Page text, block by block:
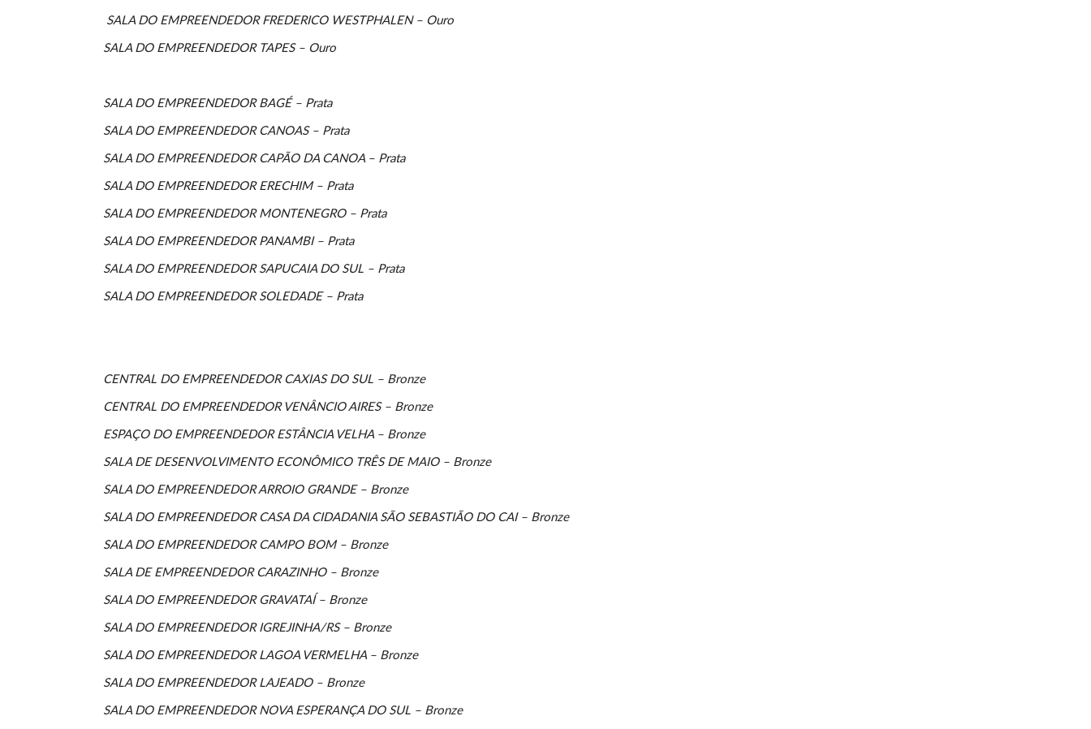
SALA DO EMPREENDEDOR FREDERICO WESTPHALEN – Ouro
SALA DO EMPREENDEDOR TAPES – Ouro
SALA DO EMPREENDEDOR BAGÉ – Prata
SALA DO EMPREENDEDOR CANOAS – Prata
SALA DO EMPREENDEDOR CAPÃO DA CANOA – Prata
SALA DO EMPREENDEDOR ERECHIM – Prata
SALA DO EMPREENDEDOR MONTENEGRO – Prata
SALA DO EMPREENDEDOR PANAMBI – Prata
SALA DO EMPREENDEDOR SAPUCAIA DO SUL – Prata
SALA DO EMPREENDEDOR SOLEDADE – Prata
CENTRAL DO EMPREENDEDOR CAXIAS DO SUL – Bronze
CENTRAL DO EMPREENDEDOR VENÂNCIO AIRES – Bronze
ESPAÇO DO EMPREENDEDOR ESTÂNCIA VELHA – Bronze
SALA DE DESENVOLVIMENTO ECONÔMICO TRÊS DE MAIO – Bronze
SALA DO EMPREENDEDOR ARROIO GRANDE – Bronze
SALA DO EMPREENDEDOR CASA DA CIDADANIA SÃO SEBASTIÃO DO CAI – Bronze
SALA DO EMPREENDEDOR CAMPO BOM – Bronze
SALA DE EMPREENDEDOR CARAZINHO – Bronze
SALA DO EMPREENDEDOR GRAVATAÍ – Bronze
SALA DO EMPREENDEDOR IGREJINHA/RS – Bronze
SALA DO EMPREENDEDOR LAGOA VERMELHA – Bronze
SALA DO EMPREENDEDOR LAJEADO – Bronze
SALA DO EMPREENDEDOR NOVA ESPERANÇA DO SUL – Bronze